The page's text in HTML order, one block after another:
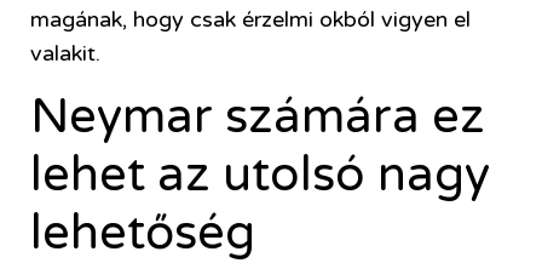
magának, hogy csak érzelmi okból vigyen el
valakit.
Neymar számára ez
lehet az utolsó nagy
lehetőség